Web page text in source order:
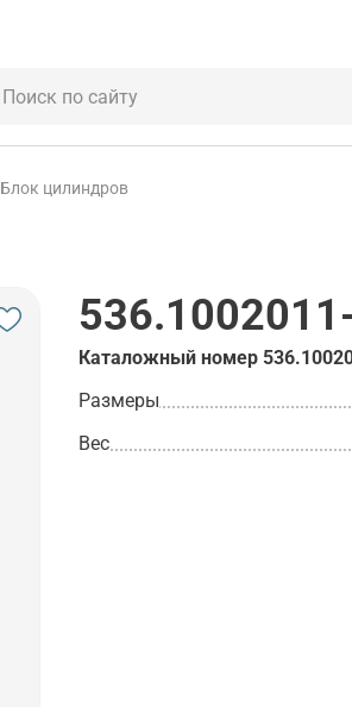
Блок цилиндров
Каталожный номер
Размеры
Вес